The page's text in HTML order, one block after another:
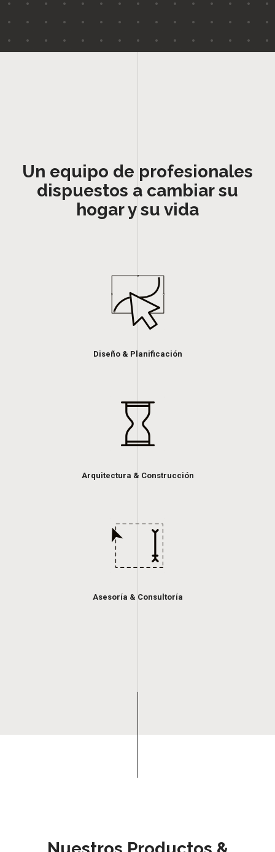
Un equipo de profesionales
dispuestos a cambiar su
hogar y su vida
Diseño & Planificación
Arquitectura & Construcción
Asesoría & Consultoría